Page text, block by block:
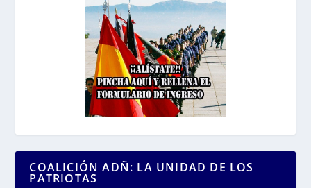
COALICIÓN ADÑ: LA UNIDAD DE LOS
PATRIOTAS